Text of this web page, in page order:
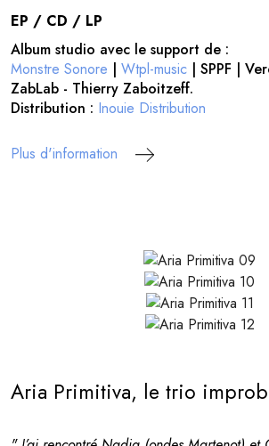
EP / CD / LP
Album studio avec le support de :
Monstre Sonore | Wtpl-music | SPPF |
ZabLab - Thierry Zaboitzeff.
Distribution : Inouie Distribution
Plus d'information
Aria Primitiva, le trio